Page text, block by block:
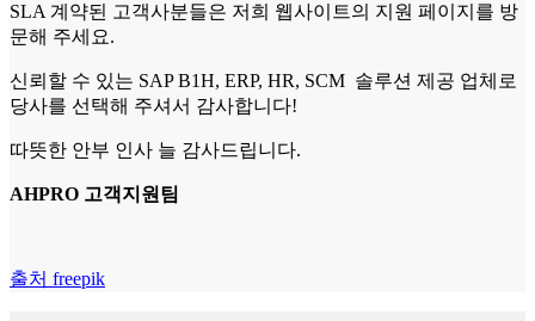
SLA 계약된 고객사분들은 저희 웹사이트의 지원 페이지를 방
문해 주세요.
신뢰할 수 있는 SAP B1H, ERP, HR, SCM 솔루션 제공 업체로
당사를 선택해 주셔서 감사합니다!
따뜻한 안부 인사 늘 감사드립니다.
AHPRO 고객지원팀
출처 freepik